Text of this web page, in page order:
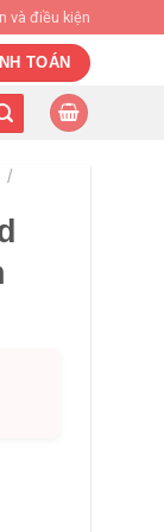
và điều kiện
TOÁN
/